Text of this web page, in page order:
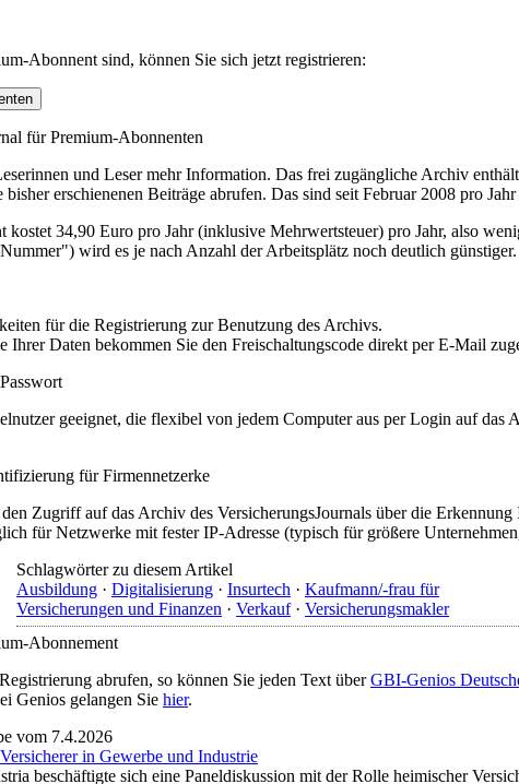
Abonnent sind, können Sie sich jetzt registrieren:
für Premium-Abonnenten
und Leser mehr Information. Das frei zugängliche Archiv
bisher erschienenen Beiträge abrufen. Das sind seit Februar 2008 pro
kostet 34,90 Euro pro Jahr (inklusive Mehrwertsteuer) pro Jahr, also
wird es je nach Anzahl der Arbeitsplätz noch deutlich günstiger.
für die Registrierung zur Benutzung des Archivs.
Ihrer Daten bekommen Sie den Freischaltungscode direkt per E-Mail
geeignet, die flexibel von jedem Computer aus per Login auf das
für Firmennetzerke
Zugriff auf das Archiv des VersicherungsJournals über die
für Netzwerke mit fester IP-Adresse (typisch für größere
Schlagwörter zu diesem Artikel
Ausbildung · Digitalisierung · Insurtech · Kaufmann/-frau für
Versicherungen und Finanzen · Verkauf· Versicherungsmakler
Abonnement
abrufen, so können Sie jeden Text überGBI-Genios
Genios gelangen Sie hier.
vom 7.4.2026
in Gewerbe und Industrie
beschäftigte sich eine Paneldiskussion mit der Rolle heimischer